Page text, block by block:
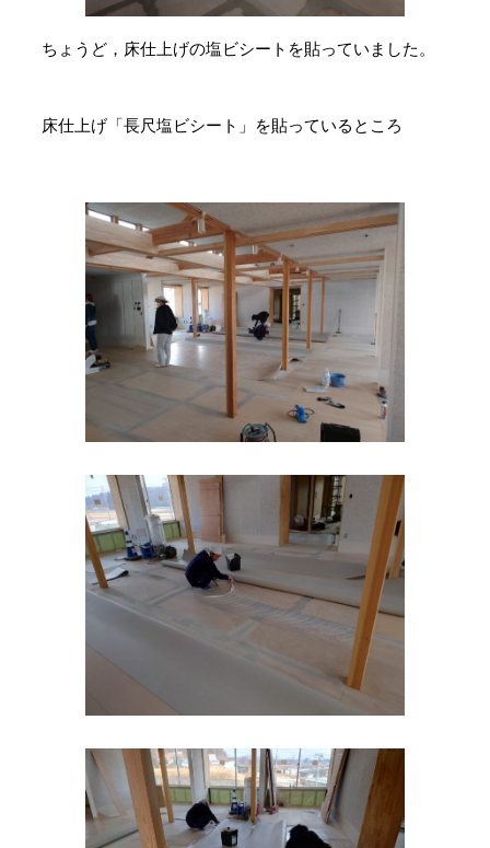
ちょうど，床仕上げの塩ビシートを貼っていました。
床仕上げ「長尺塩ビシート」を貼っているところ